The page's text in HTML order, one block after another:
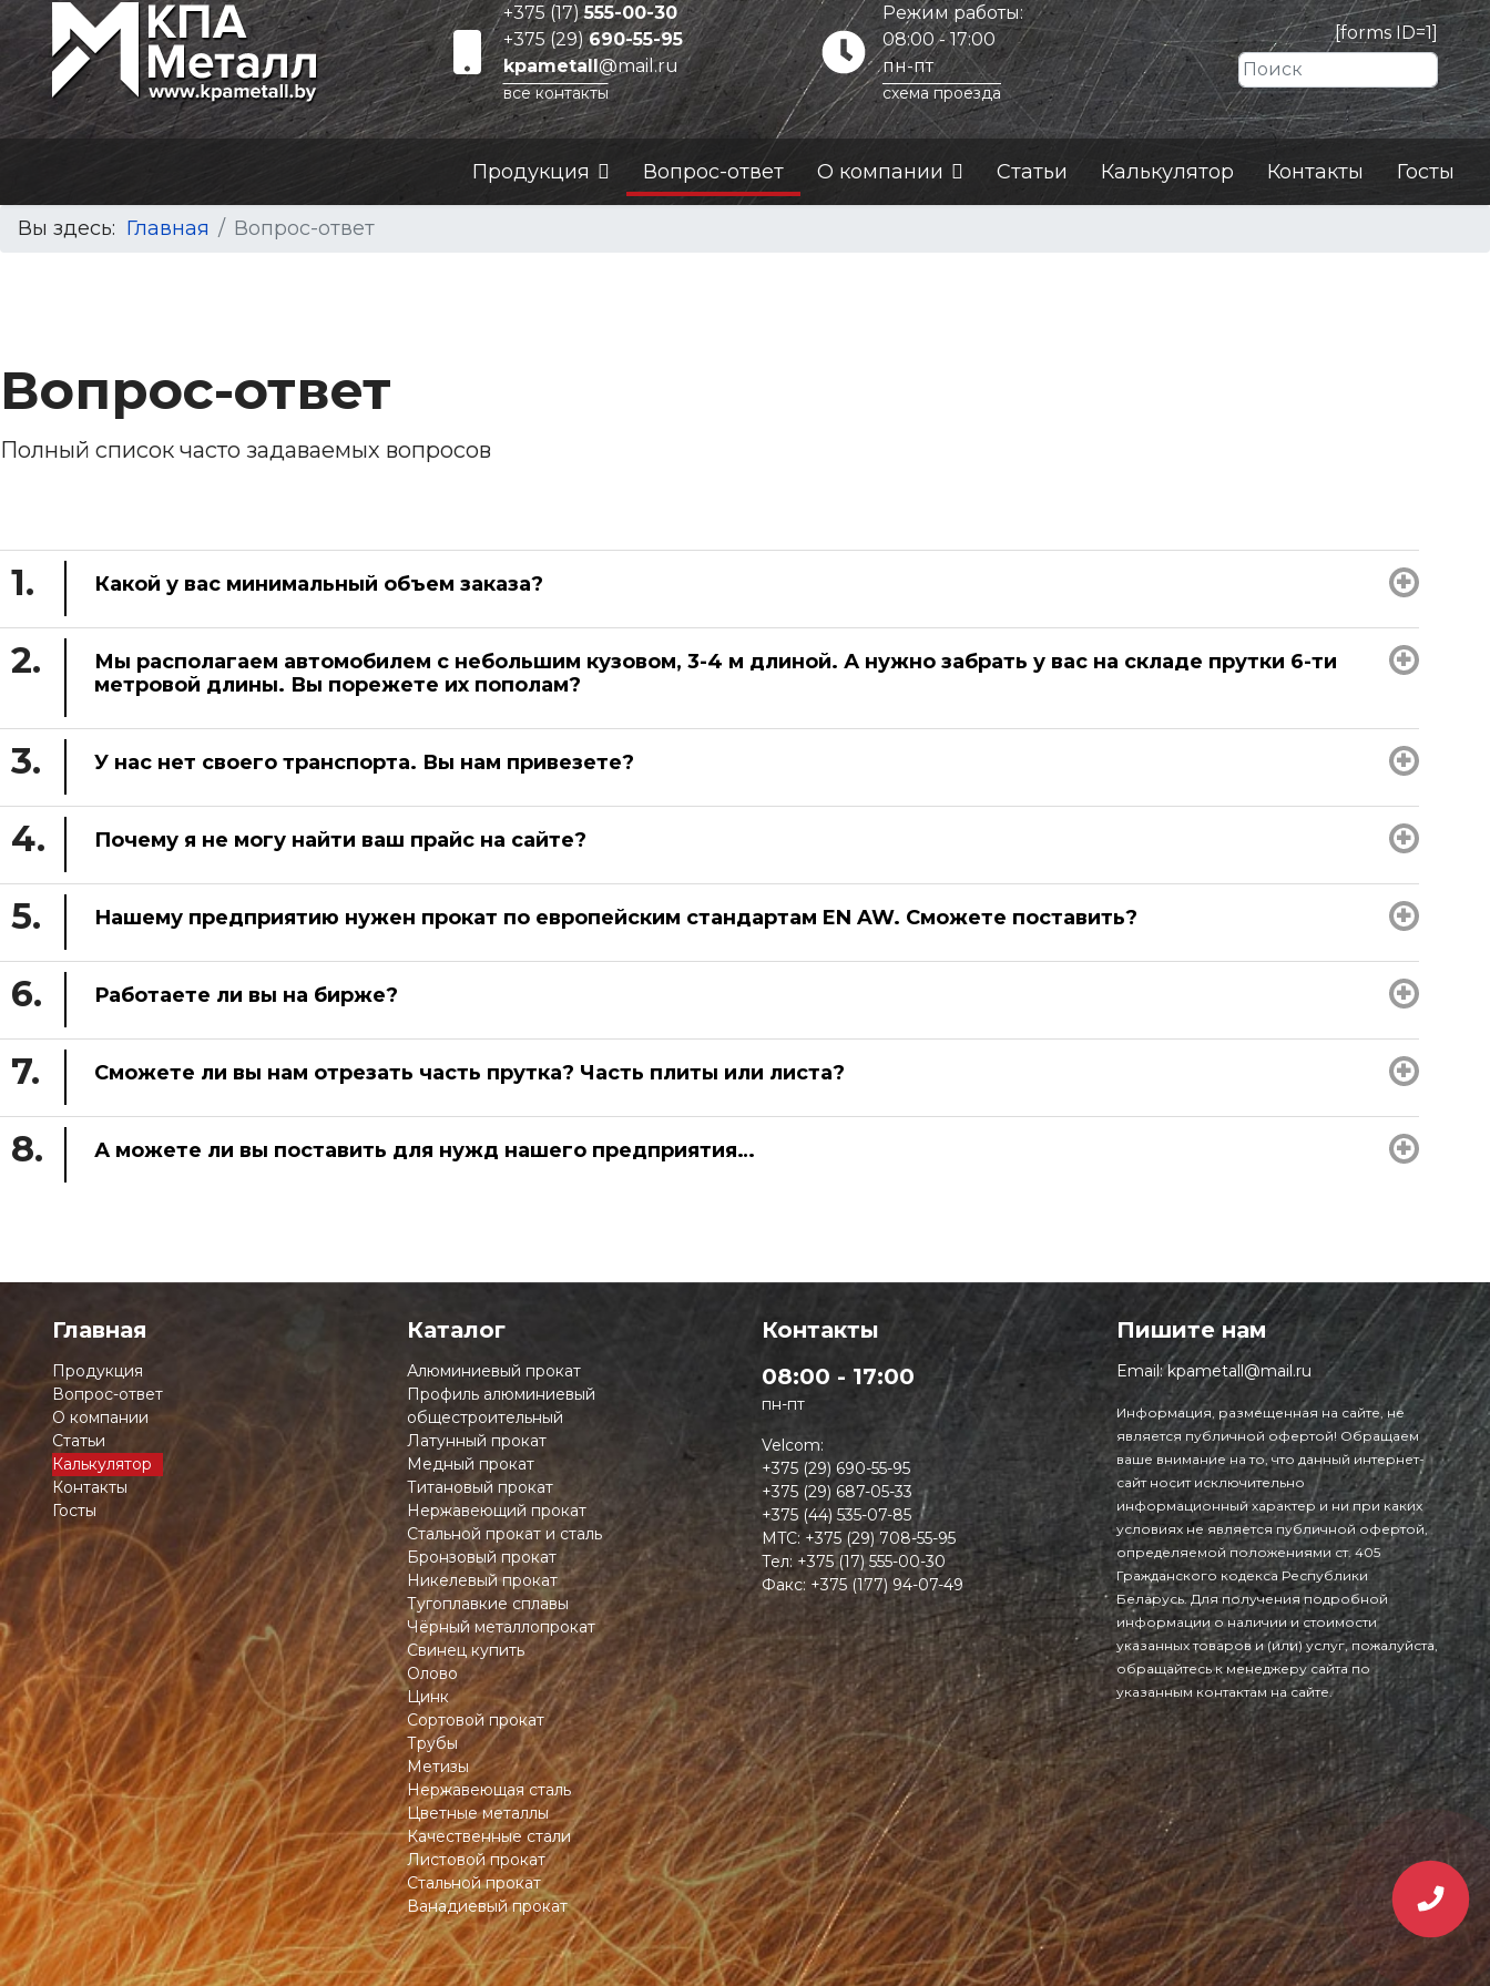
+375 (17)555-00-30
+375 (29)690-55-95
kpametall@mail.ru
все контакты
Режим работы:
08:00 - 17:00
пн-пт
схема проезда
[forms ID=1]
Продукция Вопрос-ответ О компании Статьи Калькулятор Контакты Госты
Вы здесь: Главная Вопрос-ответ
Вопрос-ответ
Полный список часто задаваемых вопросов
Какой у вас минимальный объем заказа?
1.
Мы располагаем автомобилем с небольшим кузовом, 3-4 м длиной. А нужно забрать у вас на складе прутки 6-ти
метровой длины. Вы порежете их пополам?
2.
У нас нет своего транспорта. Вы нам привезете?
3.
Почему я не могу найти ваш прайс на сайте?
4.
Нашему предприятию нужен прокат по европейским стандартам EN AW. Сможете поставить?
5.
Работаете ли вы на бирже?
6.
Сможете ли вы нам отрезать часть прутка? Часть плиты или листа?
7.
А можете ли вы поставить для нужд нашего предприятия…
8.
Главная
Продукция
Вопрос-ответ
О компании
Статьи
Калькулятор
Контакты
Госты
Каталог
Алюминиевый прокат
Профиль алюминиевый
общестроительный
Латунный прокат
Медный прокат
Титановый прокат
Нержавеющий прокат
Стальной прокат и сталь
Бронзовый прокат
Никелевый прокат
Тугоплавкие сплавы
Чёрный металлопрокат
Свинец купить
Олово
Цинк
Сортовой прокат
Трубы
Метизы
Нержавеющая сталь
Цветные металлы
Качественные стали
Листовой прокат
Стальной прокат
Ванадиевый прокат
Контакты
08:00 - 17:00
пн-пт
Velcom:
+375 (29) 690-55-95
+375 (29) 687-05-33
+375 (44) 535-07-85
MTC: +375 (29) 708-55-95
Тел: +375 (17) 555-00-30
Факс: +375 (177) 94-07-49
Пишите нам
Email:kpametall@mail.ru